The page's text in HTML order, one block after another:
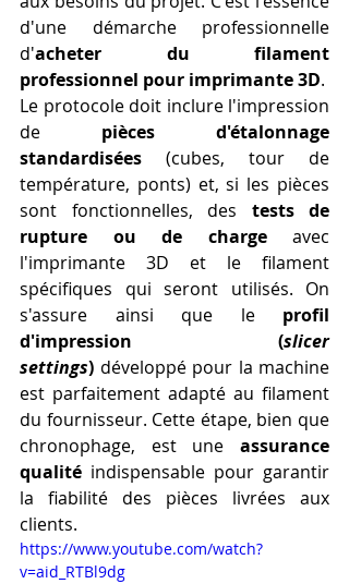
d'une démarche professionnelle
d'acheter du filament
professionnel pour imprimante 3D.
Le protocole doit inclure l'impression
de pièces d'étalonnage
standardisées (cubes, tour de
température, ponts) et, si les pièces
sont fonctionnelles, des tests de
rupture ou de charge avec
l'imprimante 3D et le filament
spécifiques qui seront utilisés. On
s'assure ainsi que le profil
d'impression (slicer
settings) développé pour la machine
est parfaitement adapté au filament
du fournisseur. Cette étape, bien que
chronophage, est une assurance
qualité indispensable pour garantir
la fiabilité des pièces livrées aux
clients.
https://www.youtube.com/watch?
v=aid_RTBl9dg